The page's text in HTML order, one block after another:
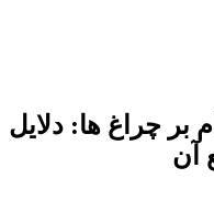
بر چراغ‌ ها: دلایل
آن